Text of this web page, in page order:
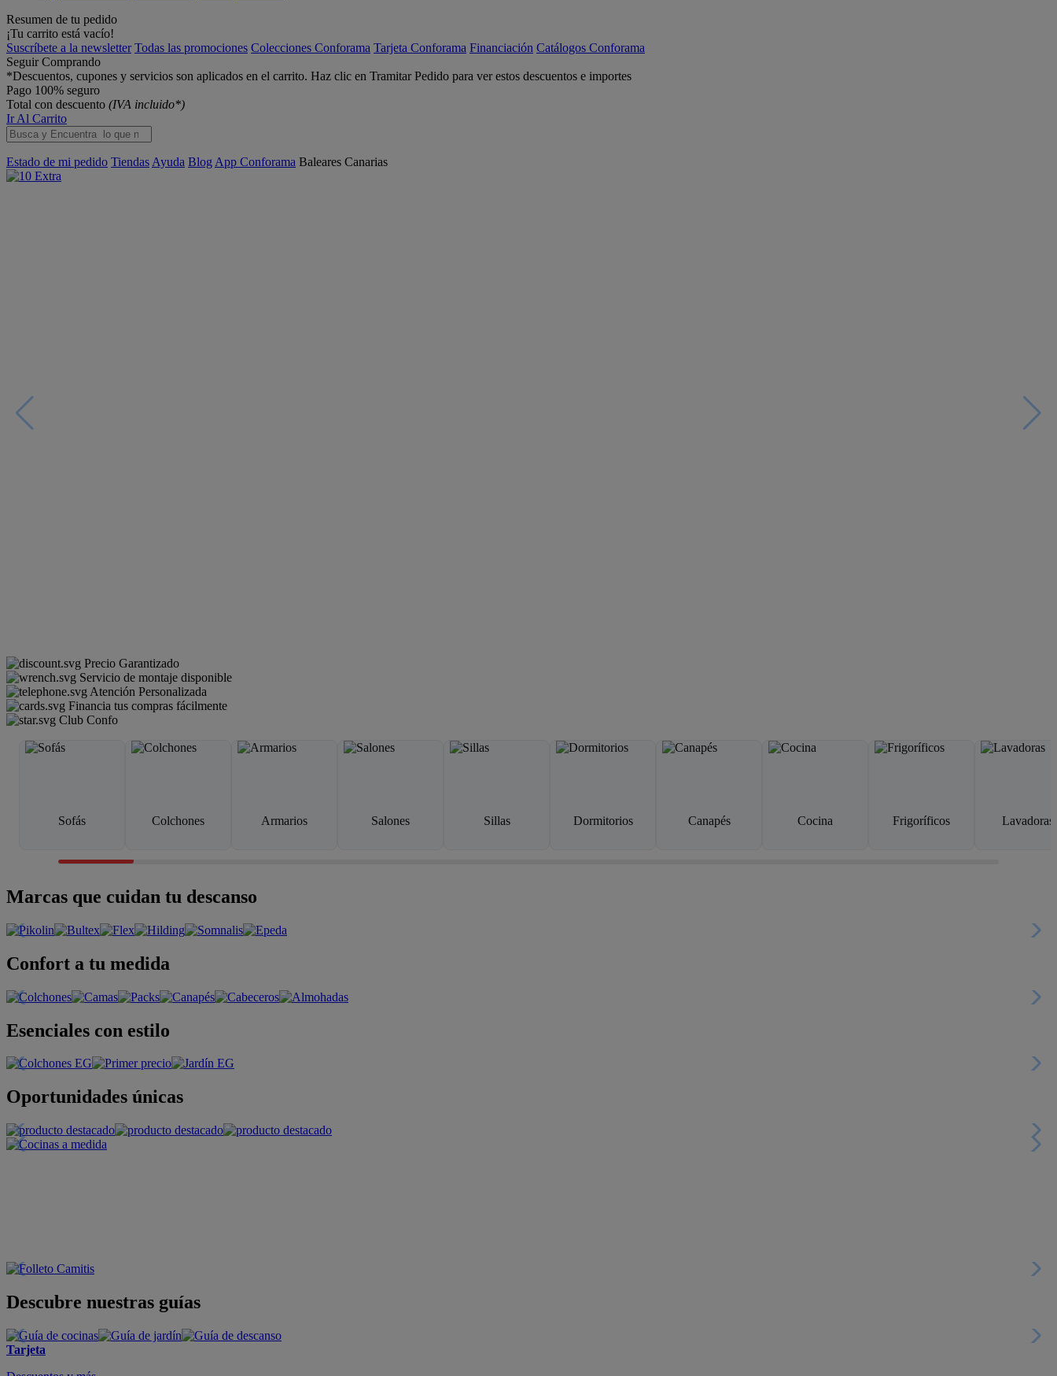
Resumen de tu pedido
¡Tu carrito está vacío!
Suscríbete a la newsletter Todas las promociones Colecciones Conforama Tarjeta Conforama Financiación Catálogos Conforama
Seguir Comprando
*Descuentos, cupones y servicios son aplicados en el carrito. Haz clic en Tramitar Pedido para ver estos descuentos e importes
Pago 100% seguro
Total con descuento (IVA incluido*)
Ir Al Carrito
Estado de mi pedido Tiendas Ayuda Blog App Conforama Baleares Canarias
Precio Garantizado
Servicio de montaje disponible
Atención Personalizada
Financia tus compras fácilmente
Club Confo
Sofás Colchones Armarios Salones Sillas Dormitorios Canapés Cocina Frigoríficos Lavadoras
Marcas que cuidan tu descanso
Confort a tu medida
Esenciales con estilo
Oportunidades únicas
Descubre nuestras guías
Tarjeta